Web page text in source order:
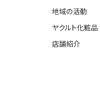
地域の活動
ヤクルト化粧品
店舗紹介